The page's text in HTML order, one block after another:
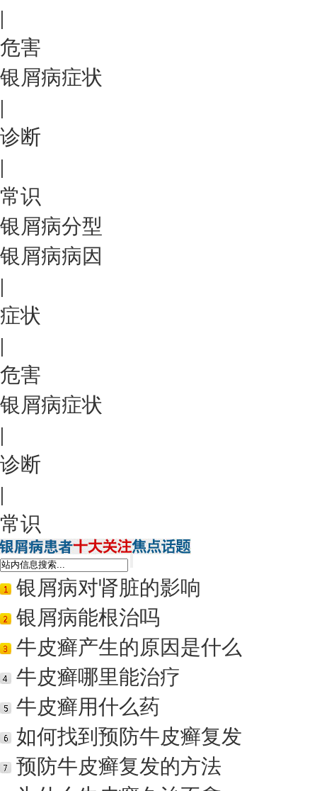
|
危害
银屑病症状
|
诊断
|
常识
银屑病分型
银屑病病因
|
症状
|
危害
银屑病症状
|
诊断
|
常识
银屑病对肾脏的影响
银屑病能根治吗
牛皮癣产生的原因是什么
牛皮癣哪里能治疗
牛皮癣用什么药
如何找到预防牛皮癣复发
预防牛皮癣复发的方法